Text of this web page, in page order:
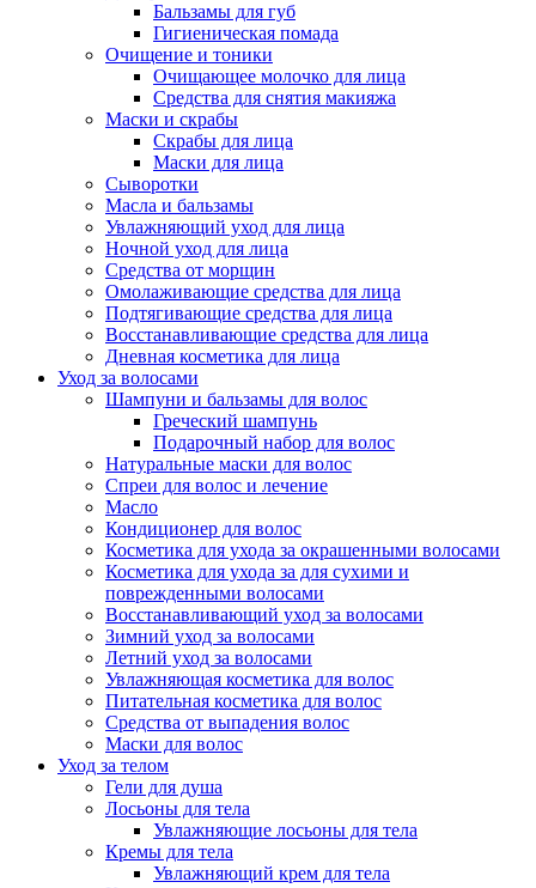
Бальзамы для губ
Гигиеническая помада
Очищение и тоники
Очищающее молочко для лица
Средства для снятия макияжа
Маски и скрабы
Скрабы для лица
Маски для лица
Сыворотки
Масла и бальзамы
Увлажняющий уход для лица
Ночной уход для лица
Средства от морщин
Омолаживающие средства для лица
Подтягивающие средства для лица
Восстанавливающие средства для лица
Дневная косметика для лица
Уход за волосами
Шампуни и бальзамы для волос
Греческий шампунь
Подарочный набор для волос
Натуральные маски для волос
Спреи для волос и лечение
Масло
Кондиционер для волос
Косметика для ухода за окрашенными волосами
Косметика для ухода за для сухими и
поврежденными волосами
Восстанавливающий уход за волосами
Зимний уход за волосами
Летний уход за волосами
Увлажняющая косметика для волос
Питательная косметика для волос
Средства от выпадения волос
Маски для волос
Уход за телом
Гели для душа
Лосьоны для тела
Увлажняющие лосьоны для тела
Кремы для тела
Увлажняющий крем для тела